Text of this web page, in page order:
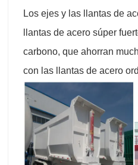
Los ejes y las llantas de
llantas de acero súper
carbono, que ahorran
con las llantas de acero